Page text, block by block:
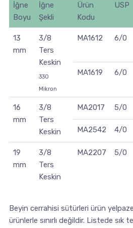
İğne
Boyu
İğne
Şekli
Ürün
Kodu
USP
13
mm
3/8
Ters
Keskin
330
Mikron
MA1612 6/0
MA1619 6/0
16
mm
3/8
Ters
Keskin
MA2017 5/0
MA2542 4/0
19
mm
3/8
Ters
Keskin
MA2207 5/0
Beyin cerrahisi sütürleri ürün
ürünlerle sınırlı değildir. Listede sık